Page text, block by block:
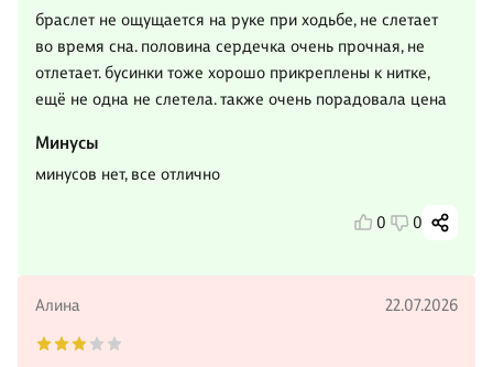
браслет не ощущается на руке при ходьбе, не слетает
во время сна. половина сердечка очень прочная, не
отлетает. бусинки тоже хорошо прикреплены к нитке,
ещё не одна не слетела. также очень порадовала цена
Минусы
минусов нет, все отлично
0 0
Алина 22.07.2026